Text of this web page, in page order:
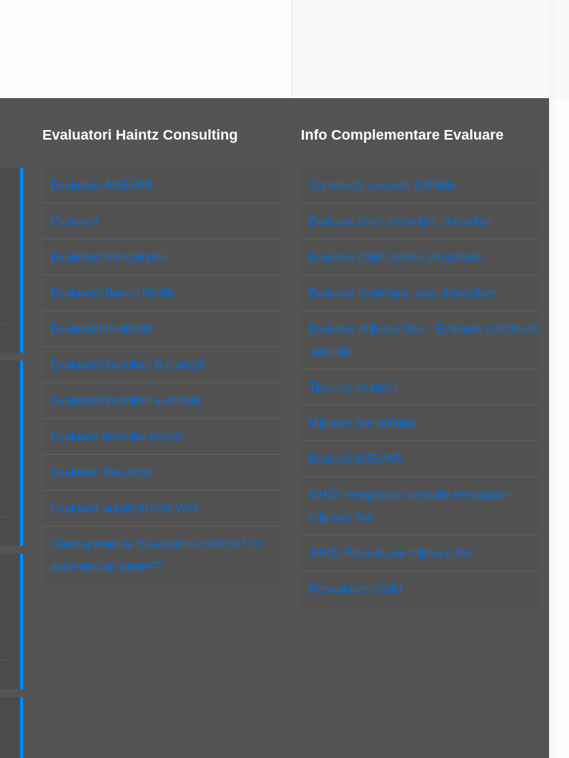
Evaluatori Haintz Consulting
Evaluatori ANEVAR
Parteneri
Evaluatori Intreprinderi
Evaluatori Bunuri Mobile
Evaluatori Imobiliari
Evaluatori imobiliari Bucureşti
Evaluatori imobiliari autorizaţi
Evaluator imobiliar expert
Evaluator Bucureşti
Evaluator autorizat ANEVAR
Când apelăm la “Evaluatorul EXPERT în
autovehicule rutiere”?
Info Complementare Evaluare
Constructii speciale Definitie
Evaluare teren intravilan, extravilan
Evaluare clădiri pentru impozitare
Evaluare imobiliara, auto, impozitare
Evaluare mijloace fixe – Evaluare constructii
speciale
Tipuri de evaluări
Mijloace fixe definitie
Evaluări ANEVAR
GHID: Inregistrari contabile reevaluare
mijloace fixe
GHID: Reevaluare mijloace fixe
Reevaluare clădiri